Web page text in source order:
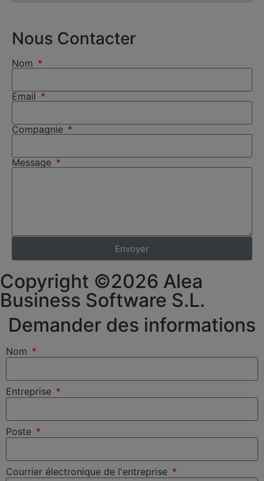
Nous Contacter
Nom
Email
Compagnie
Message
Envoyer
Copyright ©2026 Alea
Business Software S.L.
Demander des informations
Nom
Entreprise
Poste
Courrier électronique de l'entreprise